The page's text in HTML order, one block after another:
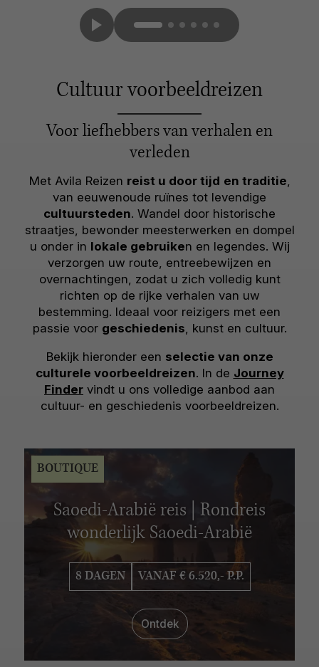
Cultuur voorbeeldreizen
Voor liefhebbers van verhalen en
verleden
Met Avila Reizen reist u door tijd en traditie
van eeuwenoude ruïnes tot levendige
cultuursteden. Wandel door historische
straatjes, bewonder meesterwerken en dompel
u onder in lokale gebruiken en legendes. Wij
verzorgen uw route, entreebewijzen en
overnachtingen, zodat u zich volledig kunt
richten op de rijke verhalen van uw
bestemming. Ideaal voor reizigers met een
passie voor geschiedenis , kunst en cultuur.
Bekijk hieronder een selectie van onze
culturele voorbeeldreizen. In de Journey
Finder vindt u ons volledige aanbod aan
cultuur- en geschiedenis voorbeeldreizen.
Saoedi-Arabië reis | Rondreis
wonderlijk Saoedi-Arabië
8 DAGEN VANAF € 6.520,- P.P.
Ontdek
BOUTIQUE